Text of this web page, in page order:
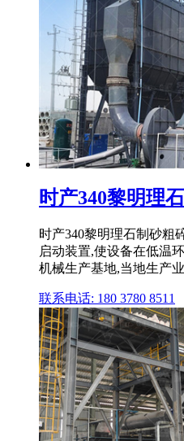
时产340黎明理
时产340黎明理石制砂粗
启动装置,使设备在低温
机械生产基地,当地生产
联系电话: 180 3780 8511